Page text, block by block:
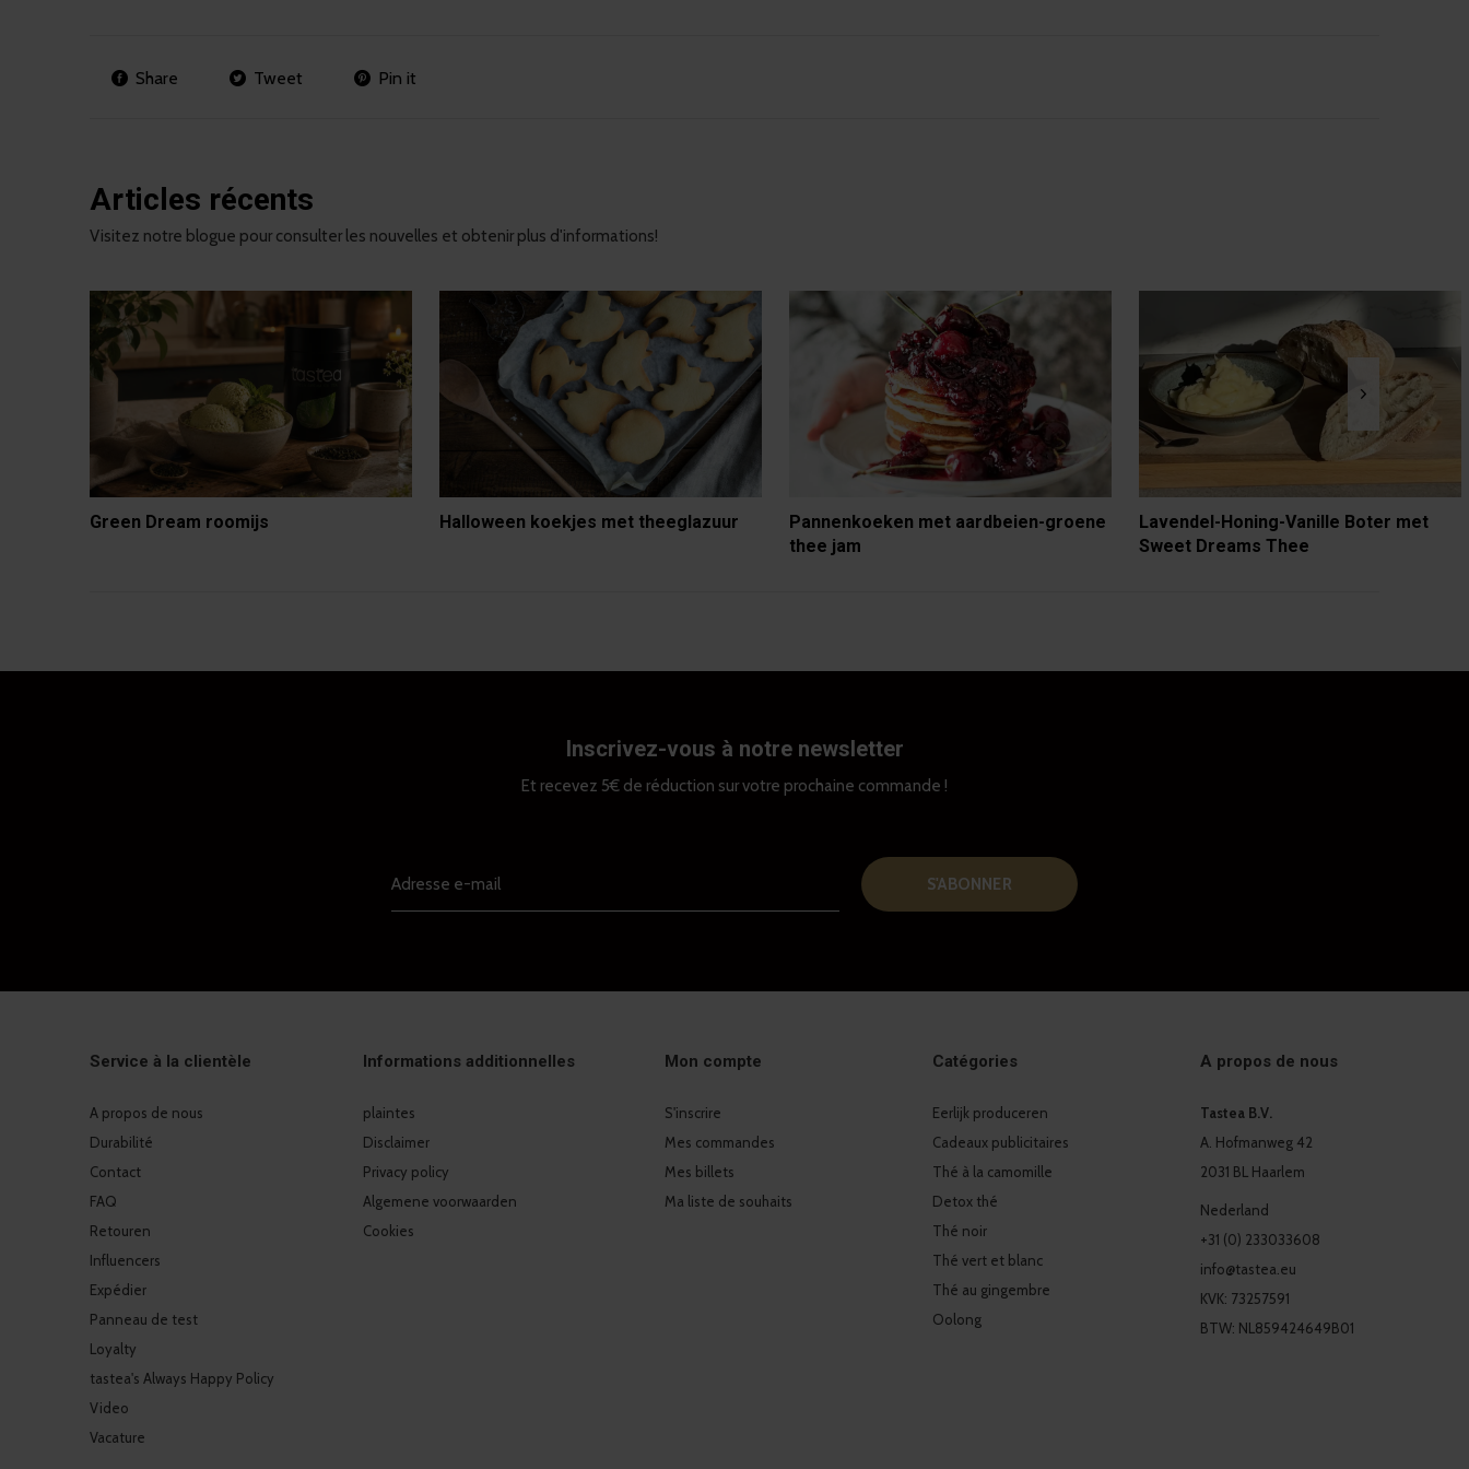
Share Tweet Pin it
Articles récents
Visitez notre blogue pour consulter les nouvelles et obtenir plus d'informations!
Green Dream roomijs Halloween koekjes met theeglazuur
Pannenkoeken met aardbeien-groene
thee jam
Lavendel-Honing-Vanille Boter met
Sweet Dreams Thee
Inscrivez-vous à notre newsletter
Et recevez 5€ de réduction sur votre prochaine commande !
S'ABONNER
Service à la clientèle
A propos de nous
Durabilité
Contact
FAQ
Retouren
Influencers
Expédier
Panneau de test
Loyalty
tastea's Always Happy Policy
Video
Vacature
Informations additionnelles
plaintes
Disclaimer
Privacy policy
Algemene voorwaarden
Cookies
Mon compte
S'inscrire
Mes commandes
Mes billets
Ma liste de souhaits
Catégories
Eerlijk produceren
Cadeaux publicitaires
Thé à la camomille
Detox thé
Thé noir
Thé vert et blanc
Thé au gingembre
Oolong
A propos de nous
Tastea B.V.
A. Hofmanweg 42
2031 BL Haarlem
Nederland
+31 (0) 233033608
info@tastea.eu
KVK: 73257591
BTW: NL859424649B01